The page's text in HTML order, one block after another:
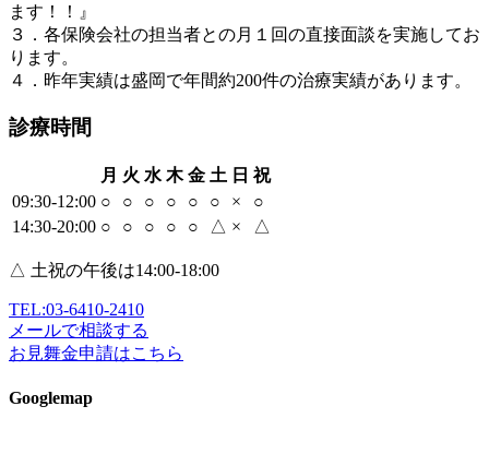
ます！！』
３．各保険会社の担当者との月１回の直接面談を実施してお
ります。
４．昨年実績は盛岡で年間約200件の治療実績があります。
診療時間
月 火 水 木 金 土 日 祝
09:30-12:00 ○ ○ ○ ○ ○ ○ ×
○
14:30-20:00 ○ ○ ○ ○ ○ △ × △
△ 土祝の午後は14:00-18:00
TEL:03-6410-2410
メールで相談する
お見舞金申請はこちら
Googlemap